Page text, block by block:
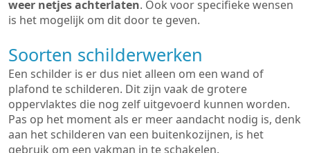
weer netjes achterlaten. Ook voor specifieke wensen
is het mogelijk om dit door te geven.
Soorten schilderwerken
Een schilder is er dus niet alleen om een wand of
plafond te schilderen. Dit zijn vaak de grotere
oppervlaktes die nog zelf uitgevoerd kunnen worden.
Pas op het moment als er meer aandacht nodig is, denk
aan het schilderen van een buitenkozijnen, is het
gebruik om een vakman in te schakelen.